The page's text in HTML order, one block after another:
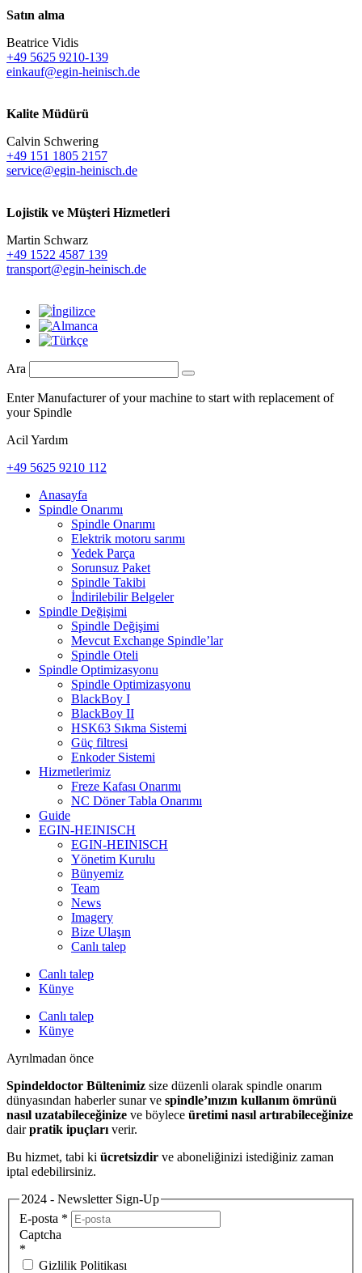
Satın alma
Beatrice Vidis
+49 5625 9210-139
einkauf@egin-heinisch.de
Kalite Müdürü
Calvin Schwering
+49 151 1805 2157
service@egin-heinisch.de
Lojistik ve Müşteri Hizmetleri
Martin Schwarz
+49 1522 4587 139
transport@egin-heinisch.de
Ara
Enter Manufacturer of your machine to start with replacement of
your Spindle
Acil Yardım
+49 5625 9210 112
Anasayfa
Spindle Onarımı
Spindle Onarımı
Elektrik motoru sarımı
Yedek Parça
Sorunsuz Paket
Spindle Takibi
İndirilebilir Belgeler
Spindle Değişimi
Spindle Değişimi
Mevcut Exchange Spindle’lar
Spindle Oteli
Spindle Optimizasyonu
Spindle Optimizasyonu
BlackBoy I
BlackBoy II
HSK63 Sıkma Sistemi
Güç filtresi
Enkoder Sistemi
Hizmetlerimiz
Freze Kafası Onarımı
NC Döner Tabla Onarımı
Guide
EGIN-HEINISCH
EGIN-HEINISCH
Yönetim Kurulu
Bünyemiz
Team
News
Imagery
Bize Ulaşın
Canlı talep
Canlı talep
Künye
Canlı talep
Künye
Ayrılmadan önce
Spindeldoctor Bültenimiz size düzenli olarak spindle onarım
dünyasından haberler sunar ve spindle’ınızın kullanım ömrünü
nasıl uzatabileceğinize ve böylece üretimi nasıl artırabileceğinize
dairpratik ipuçları verir.
Bu hizmet, tabi ki ücretsizdir ve aboneliğinizi istediğiniz zaman
iptal edebilirsiniz.
2024 - Newsletter Sign-Up
E-posta *
Captcha
*
Gizlilik Politikası